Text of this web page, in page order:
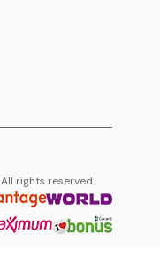
All rights reserved.